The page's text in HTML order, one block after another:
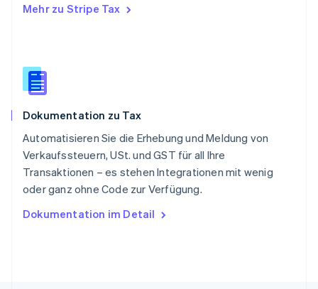
Mehr zu Stripe Tax
Dokumentation zu Tax
Automatisieren Sie die Erhebung und Meldung von
Verkaufssteuern, USt. und GST für all Ihre
Transaktionen – es stehen Integrationen mit wenig
oder ganz ohne Code zur Verfügung.
Dokumentation im Detail
Slowakei
Sonderverwaltungsregion Hongkong,
China
Spanien
EspañolEnglish
Thailand
Tschechische Republik
English
English